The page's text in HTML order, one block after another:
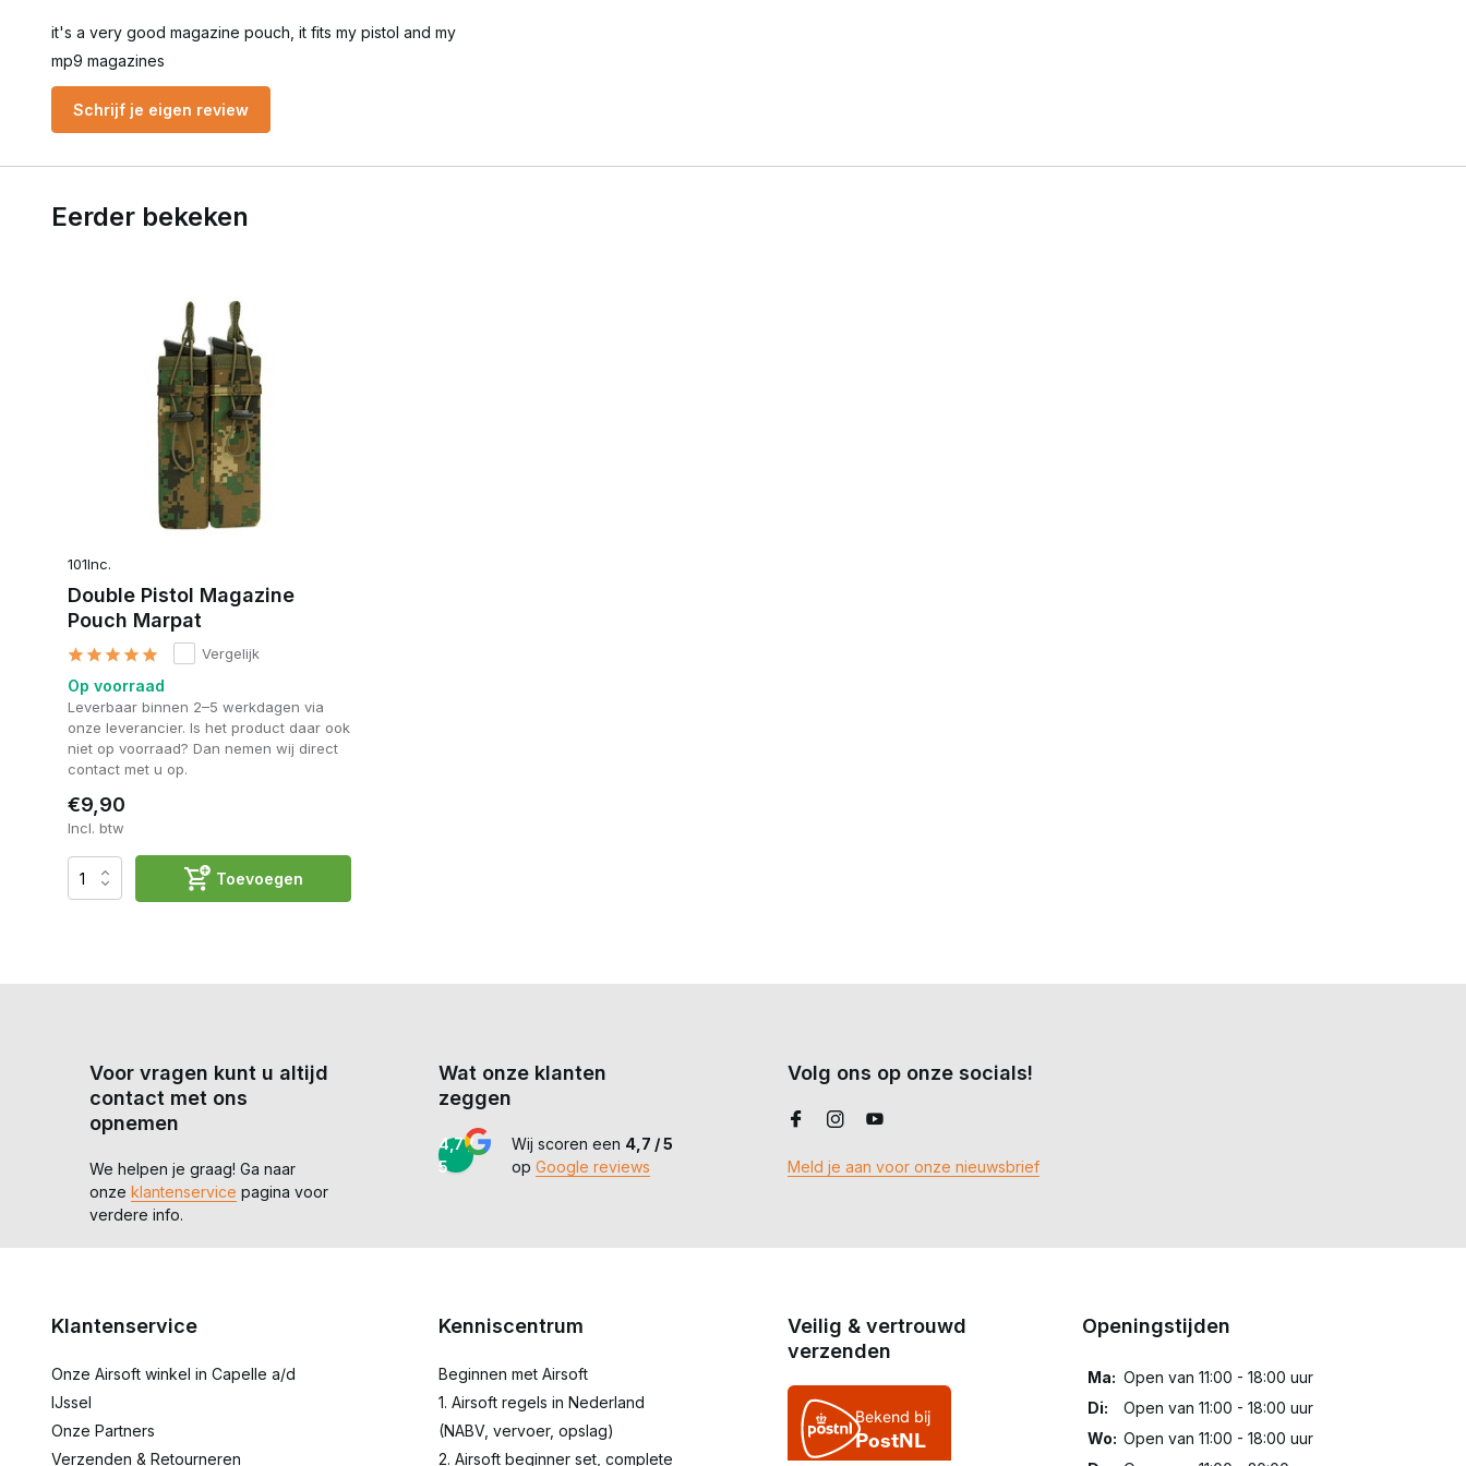
it's a very good magazine pouch, it fits my pistol and my
mp9 magazines
Schrijf je eigen review
Eerder bekeken
101Inc.
Double Pistol Magazine
Pouch Marpat
Vergelijk
Op voorraad
Leverbaar binnen 2–5 werkdagen via
onze leverancier. Is het product daar ook
niet op voorraad? Dan nemen wij direct
contact met u op.
€9,90
Incl. btw
Toevoegen
Voor vragen kunt u altijd
contact met ons
opnemen
We helpen je graag! Ga naar
onze klantenservice pagina voor
verdere info.
Wat onze klanten
zeggen
4,7 /
5
Wij scoren een 4,7 / 5
op Google reviews
Volg ons op onze socials!
Meld je aan voor onze nieuwsbrief
Klantenservice
Onze Airsoft winkel in Capelle a/d
IJssel
Onze Partners
Verzenden & Retourneren
Kenniscentrum
Beginnen met Airsoft
1. Airsoft regels in Nederland
(NABV, vervoer, opslag)
2. Airsoft beginner set, complete
Veilig & vertrouwd
verzenden
Openingstijden
Ma: Open van 11:00 - 18:00 uur
Di:
Open van 11:00 - 18:00 uur
Wo: Open van 11:00 - 18:00 uur